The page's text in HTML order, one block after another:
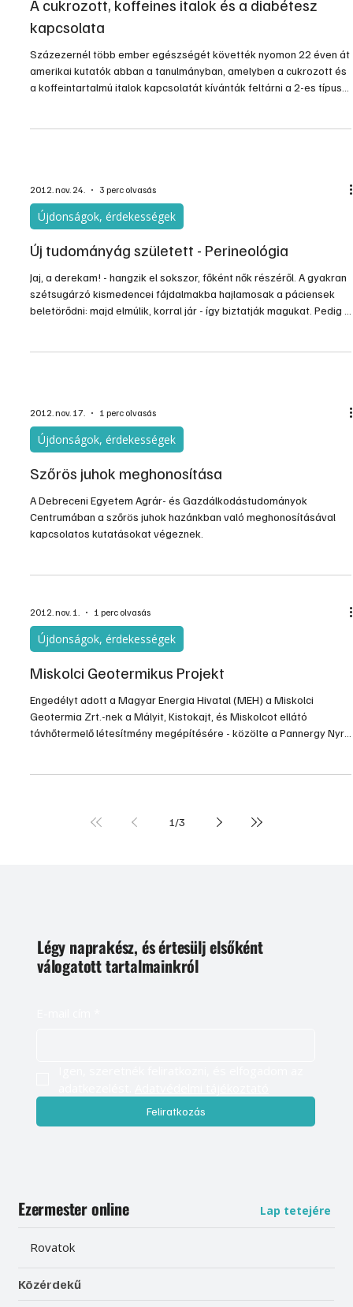
A cukrozott, koffeines italok és a diabétesz
kapcsolata
Százezernél több ember egészségét követték nyomon 22 éven át
amerikai kutatók abban a tanulmányban, amelyben a cukrozott és
a koffeintartalmú italok kapcsolatát kívánták feltárni a 2-es típusú
2012. nov. 24. 3 perc olvasás
Újdonságok, érdekességek
Új tudományág született - Perineológia
Jaj, a derekam! - hangzik el sokszor, főként nők részéről. A gyakran
szétsugárzó kismedencei fájdalmakba hajlamosak a páciensek
beletörődni: majd elmúlik, korral jár - így biztatják magukat. Pedig a
2012. nov. 17. 1 perc olvasás
Újdonságok, érdekességek
Szőrös juhok meghonosítása
A Debreceni Egyetem Agrár- és Gazdálkodástudományok
Centrumában a szőrös juhok hazánkban való meghonosításával
kapcsolatos kutatásokat végeznek.
2012. nov. 1. 1 perc olvasás
Újdonságok, érdekességek
Miskolci Geotermikus Projekt
Engedélyt adott a Magyar Energia Hivatal (MEH) a Miskolci
Geotermia Zrt.-nek a Mályit, Kistokajt, és Miskolcot ellátó
távhőtermelő létesítmény megépítésére - közölte a Pannergy Nyrt.
1 /3
Légy naprakész, és értesülj elsőként
válogatott tartalmainkról
Feliratkozás
Ezermester online Lap tetejére
Rovatok
Közérdekű